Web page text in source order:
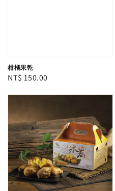
柑橘果乾
Regular
NT$ 150.00